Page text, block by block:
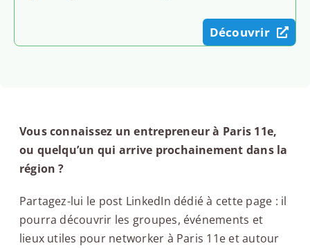
Découvrir
Vous connaissez un entrepreneur à Paris 11e,
ou quelqu’un qui arrive prochainement dans la
région ?
Partagez-lui le post LinkedIn dédié à cette page : il
pourra découvrir les groupes, événements et
lieux utiles pour networker à Paris 11e et autour